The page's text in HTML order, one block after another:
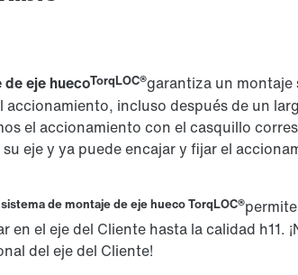
eje huecoTorqLOC®garantiza un montaje
incluso después de un
el accionamiento con el casquillo
eje y ya puede encajar y fijar el
sistema de montaje de eje hueco TorqLOC®
el eje del Cliente hasta la calidad h11.
del eje del Cliente!